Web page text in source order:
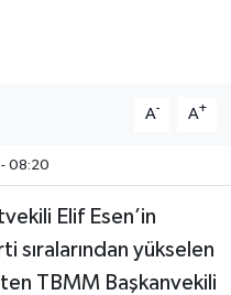
A- A+
08:20
Elif Esen’in
sıralarından yükselen
TBMM Başkanvekili